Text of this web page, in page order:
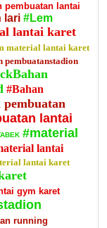
pembuatan lantai
lari #Lem
lantai karet
material lantai karet
pembuatanstadion
#Bahan
pembuatan
lantai
#material
lantai
lantai karet
gym karet
running